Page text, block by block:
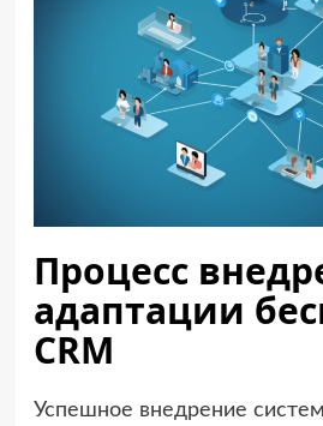
Процесс
адаптации
CRM
Успешное внедрение